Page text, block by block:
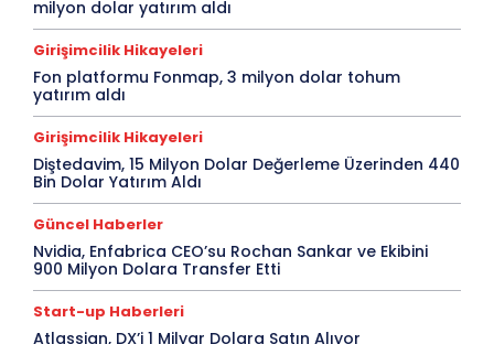
milyon dolar yatırım aldı
Girişimcilik Hikayeleri
Fon platformu Fonmap, 3 milyon dolar tohum
yatırım aldı
Girişimcilik Hikayeleri
Diştedavim, 15 Milyon Dolar Değerleme Üzerinden 440
Bin Dolar Yatırım Aldı
Güncel Haberler
Nvidia, Enfabrica CEO’su Rochan Sankar ve Ekibini
900 Milyon Dolara Transfer Etti
Start-up Haberleri
Atlassian, DX’i 1 Milyar Dolara Satın Alıyor